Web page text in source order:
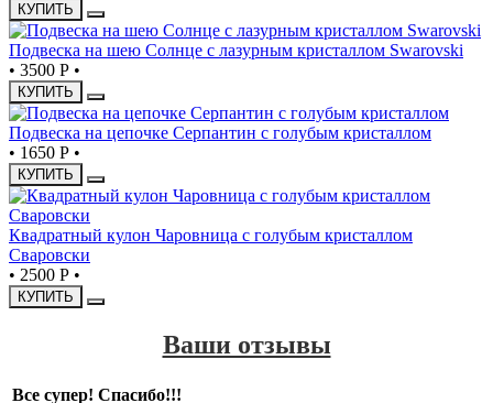
КУПИТЬ
Подвеска на шею Солнце с лазурным кристаллом Swarovski
• 3500 Р •
КУПИТЬ
Подвеска на цепочке Серпантин с голубым кристаллом
• 1650 Р •
КУПИТЬ
Квадратный кулон Чаровница с голубым кристаллом
Сваровски
• 2500 Р •
КУПИТЬ
Ваши отзывы
Все супер! Спасибо!!!